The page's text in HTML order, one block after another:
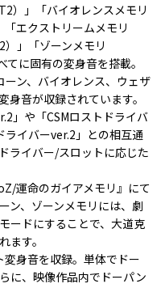
）」「バイオレンスメモリ
「エクストリームメモリ
）」「ゾーンメモリ
てに固有の変身音を搭載。
ン、バイオレンス、ウェザ
音が収録されています。
」や「CSMロストドライバ
ライバーver.2」との相互通
ライバー/スロットに応じた
運命のガイアメモリ』にて
ン、ゾーンメモリには、劇
ードにすることで、大道克
ます。
身音を収録。単体でドー
に、映像作品内でドーパン